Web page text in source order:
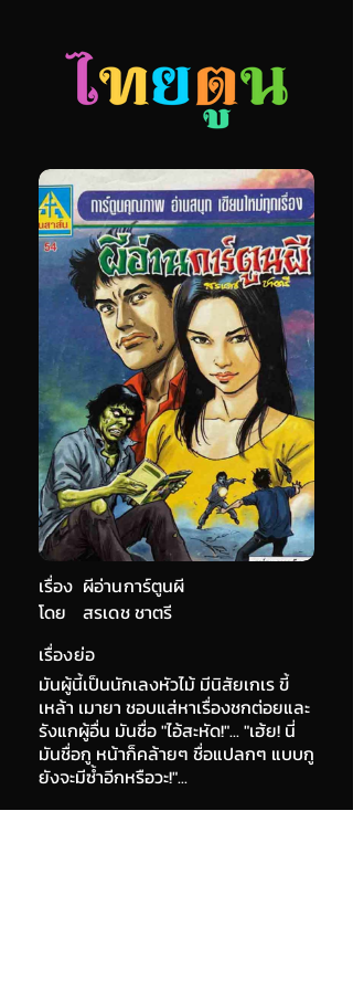
เรื่อง ผีอ่านการ์ตูนผี
สรเดช ชาตรี
โดย
เรื่องย่อ
มันผู้นี้เป็นนักเลงหัวไม้ มีนิสัยเกเร ขี้
เหล้า เมายา ชอบแส่หาเรื่องชกต่อยและ
รังแกผู้อื่น มันชื่อ "ไอ้สะหัด!"... "เฮ้ย! นี่
มันชื่อกู หน้าก็คล้ายๆ ชื่อแปลกๆ แบบกู
ยังจะมีซ้ำอีกหรือวะ!"...